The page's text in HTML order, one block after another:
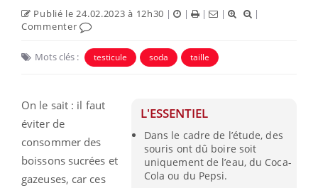
Publié le 24.02.2023 à 12h30 | | | |
|
Commenter
Mots clés : testicule soda taille
L'ESSENTIEL
Dans le cadre de l’étude, des
souris ont dû boire soit
uniquement de l’eau, du Coca-
Cola ou du Pepsi.
On le sait : il faut
éviter de
consommer des
boissons sucrées et
gazeuses, car ces